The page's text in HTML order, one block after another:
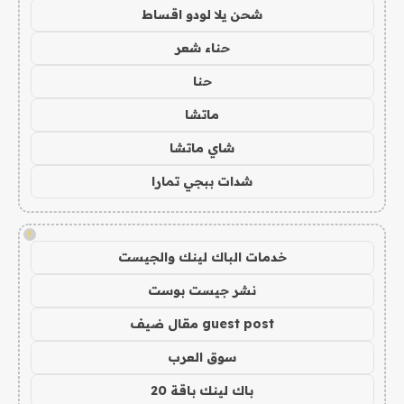
شحن يلا لودو اقساط
حناء شعر
حنا
ماتشا
شاي ماتشا
شدات ببجي تمارا
!
خدمات الباك لينك والجيست
نشر جيست بوست
guest post مقال ضيف
سوق العرب
باك لينك باقة 20